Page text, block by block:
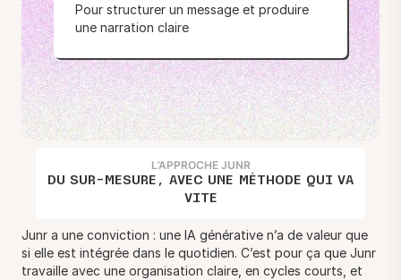
Pour structurer un message et produire
une narration claire
L’APPROCHE JUNR
DU SUR-MESURE, AVEC UNE MÉTHODE QUI VA
VITE
Junr a une conviction : une IA générative n’a de valeur que
si elle est intégrée dans le quotidien. C’est pour ça que Junr
travaille avec une organisation claire, en cycles courts, et